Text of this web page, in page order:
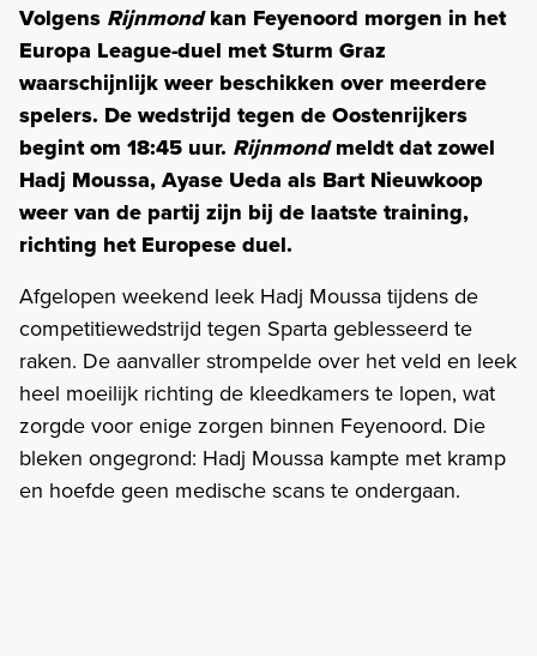
Volgens Rijnmondkan Feyenoord morgen in het
Europa League-duel met Sturm Graz
waarschijnlijk weer beschikken over meerdere
spelers. De wedstrijd tegen de Oostenrijkers
begint om 18:45 uur. Rijnmondmeldt dat zowel
Hadj Moussa, Ayase Ueda als Bart Nieuwkoop
weer van de partij zijn bij de laatste training,
richting het Europese duel.
Afgelopen weekend leek Hadj Moussa tijdens de
competitiewedstrijd tegen Sparta geblesseerd te
raken. De aanvaller strompelde over het veld en leek
heel moeilijk richting de kleedkamers te lopen, wat
zorgde voor enige zorgen binnen Feyenoord. Die
bleken ongegrond: Hadj Moussa kampte met kramp
en hoefde geen medische scans te ondergaan.